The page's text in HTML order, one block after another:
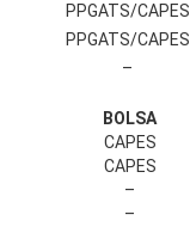
PPGATS/CAPES
PPGATS/CAPES
–
BOLSA
CAPES
CAPES
–
–